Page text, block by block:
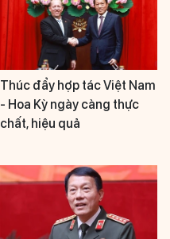
Thúc đẩy hợp tác Việt Nam
- Hoa Kỳ ngày càng thực
chất, hiệu quả